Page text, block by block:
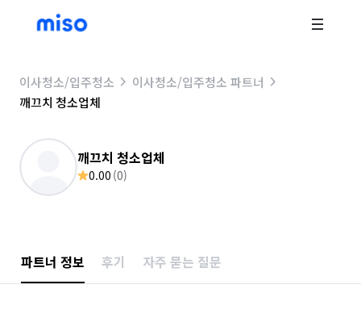
이사청소/입주청소
이사청소/입주청소 파트너
깨끄치 청소업체
깨끄치 청소업체
0.00 (0)
파트너 정보 후기 자주 묻는 질문